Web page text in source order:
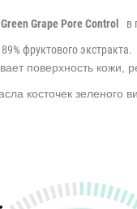
Grape Pore Control
в
фруктового
поверхность кожи,
косточек зеленого